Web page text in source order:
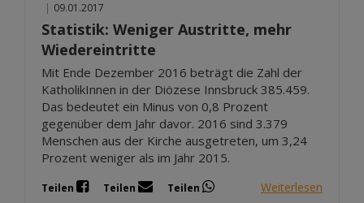
| 09.01.2017
Statistik: Weniger Austritte, mehr
Wiedereintritte
Mit Ende Dezember 2016 beträgt die Zahl der
KatholikInnen in der Diözese Innsbruck 385.459.
Das bedeutet ein Minus von 0,8 Prozent
gegenüber dem Jahr davor. 2016 sind 3.379
Menschen aus der Kirche ausgetreten, um 3,24
Prozent weniger als im Jahr 2015.
Teilen Teilen Teilen Weiterlesen